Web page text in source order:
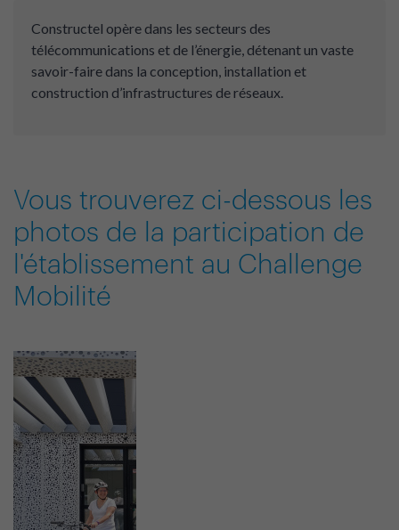
Constructel opère dans les secteurs des
télécommunications et de l’énergie, détenant un vaste
savoir-faire dans la conception, installation et
construction d’infrastructures de réseaux.
Vous trouverez ci-dessous les
photos de la participation de
l'établissement au Challenge
Mobilité